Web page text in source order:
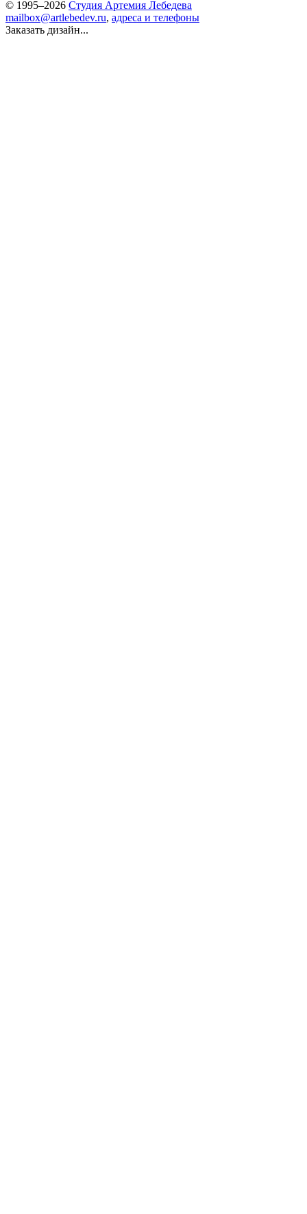
© 1995–2026 Студия Артемия Лебедева
mailbox@artlebedev.ru, адреса и телефоны
Заказать дизайн...